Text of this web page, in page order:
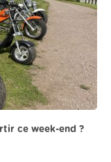
ce week-end ?